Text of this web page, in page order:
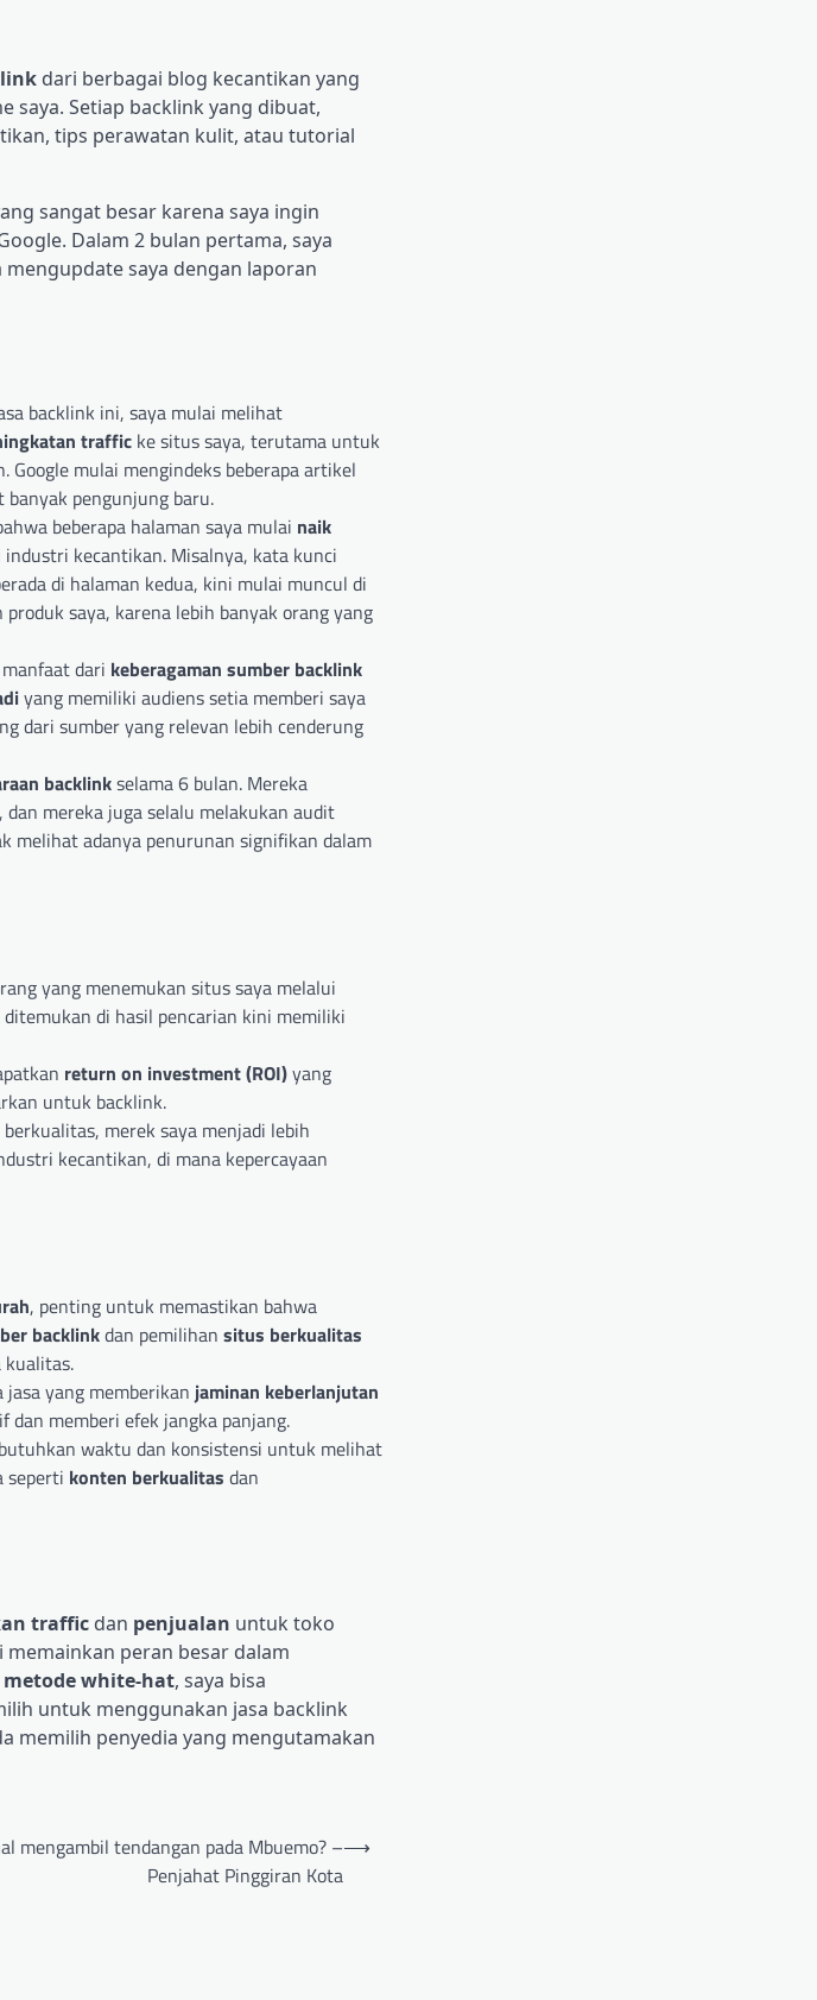
dari berbagai blog kecantikan yang
saya. Setiap backlink yang dibuat,
tips perawatan kulit, atau tutorial
sangat besar karena saya ingin
Dalam 2 bulan pertama, saya
saya dengan laporan
backlink ini, saya mulai melihat
traffic ke situs saya, terutama untuk
mulai mengindeks beberapa artikel
pengunjung baru.
beberapa halaman saya mulai naik
kecantikan. Misalnya, kata kunci
di halaman kedua, kini mulai muncul di
saya, karena lebih banyak orang yang
dari keberagaman sumber backlink
yang memiliki audiens setia memberi saya
dari sumber yang relevan lebih cenderung
backlinkselama 6 bulan. Mereka
mereka juga selalu melakukan audit
melihat adanya penurunan signifikan dalam
yang menemukan situs saya melalui
di hasil pencarian kini memiliki
return on investment (ROI)yang
untuk backlink.
merek saya menjadi lebih
kecantikan, di mana kepercayaan
, penting untuk memastikan bahwa
backlinkdan pemilihan situs berkualitas
yang memberikan jaminan keberlanjutan
memberi efek jangka panjang.
waktu dan konsistensi untuk melihat
seperti konten berkualitas dan
traffic dan penjualan untuk toko
peran besar dalam
metode white-hat, saya bisa
untuk menggunakan jasa backlink
memilih penyedia yang mengutamakan
mengambil tendangan pada Mbuemo? –
Penjahat Pinggiran Kota
⟶